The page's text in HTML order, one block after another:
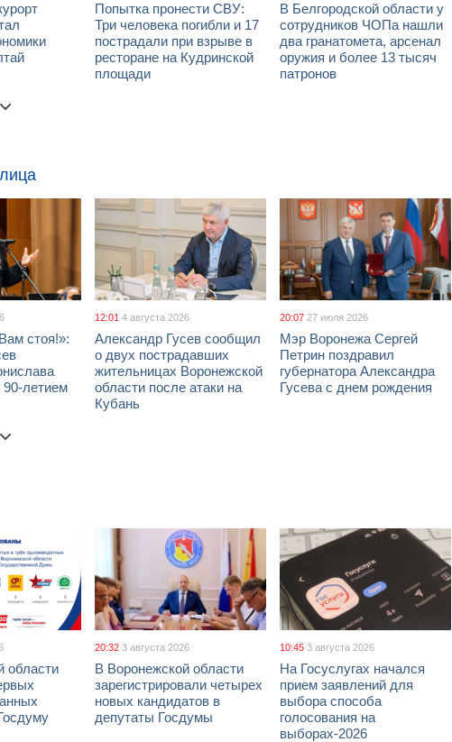
Попытка пронести СВУ:
Три человека погибли и 17
пострадали при взрыве в
ресторане на Кудринской
площади
В Белгородской области у
сотрудников ЧОПа нашли
два гранатомета, арсенал
оружия и более 13 тысяч
патронов
стоя!»:
90-летием
12:01 4 августа 2026
Александр Гусев сообщил
о двух пострадавших
жительницах Воронежской
области после атаки на
Кубань
20:07 27 июля 2026
Мэр Воронежа Сергей
Петрин поздравил
губернатора Александра
Гусева с днем рождения
области
20:32 3 августа 2026
В Воронежской области
зарегистрировали четырех
новых кандидатов в
депутаты Госдумы
10:45 3 августа 2026
На Госуслугах начался
прием заявлений для
выбора способа
голосования на
выборах-2026